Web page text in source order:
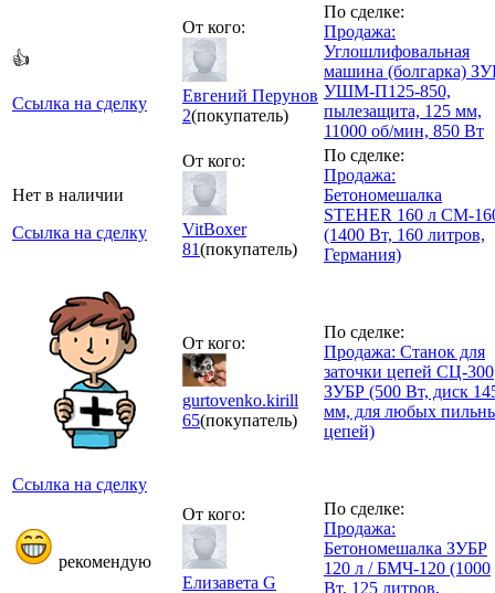
👍
Ссылка на сделку
От кого:
Евгений Перунов
2(покупатель)
По сделке:
Продажа:
Углошлифовальная
машина (болгарка)
УШМ-П125-850,
пылезащита, 125 мм,
11000 об/мин, 850 Вт
Нет в наличии
Ссылка на сделку
От кого:
VitBoxer
81(покупатель)
По сделке:
Продажа:
Бетономешалка
STEHER 160 л CM-
(1400 Вт, 160 литров,
Германия)
Ссылка на сделку
От кого:
gurtovenko.kirill
65(покупатель)
По сделке:
Продажа: Станок для
заточки цепей СЦ-300
ЗУБР (500 Вт, диск
мм, для любых
цепей)
рекомендую
От кого:
Елизавета G
По сделке:
Продажа:
Бетономешалка ЗУБР
120 л / БМЧ-120 (1000
Вт, 125 литров,